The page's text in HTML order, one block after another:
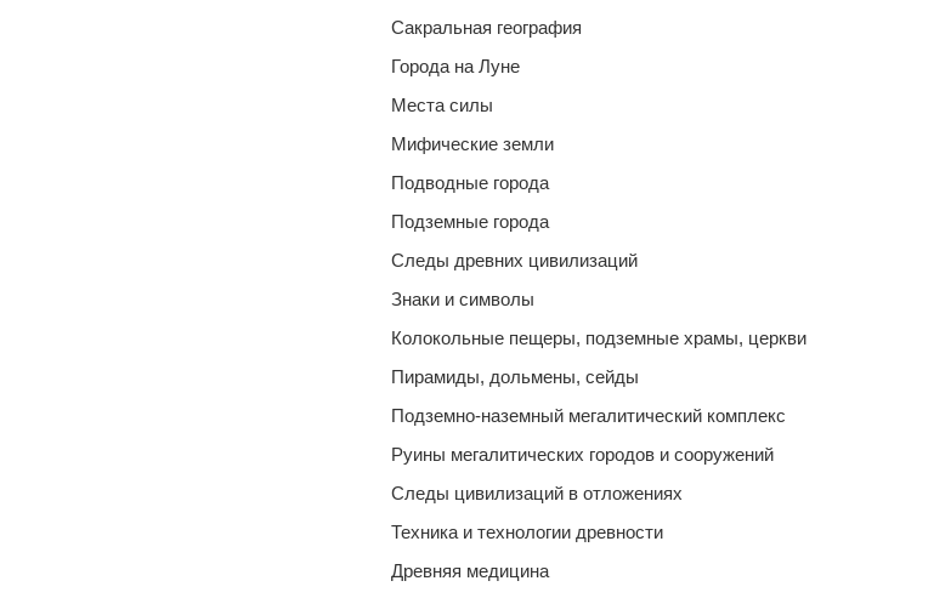
Сакральная география
Города на Луне
Места силы
Мифические земли
Подводные города
Подземные города
Следы древних цивилизаций
Знаки и символы
Колокольные пещеры, подземные храмы, церкви
Пирамиды, дольмены, сейды
Подземно-наземный мегалитический комплекс
Руины мегалитических городов и сооружений
Следы цивилизаций в отложениях
Техника и технологии древности
Древняя медицина